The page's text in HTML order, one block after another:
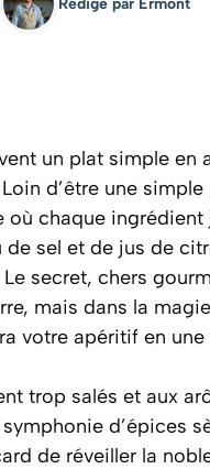
Rédigé par Ermont
un plat simple en
d’être une
chaque
sel et de jus de
secret, chers
mais dans la magie
votre apéritif en
trop salés et aux
d’épices
de réveiller la